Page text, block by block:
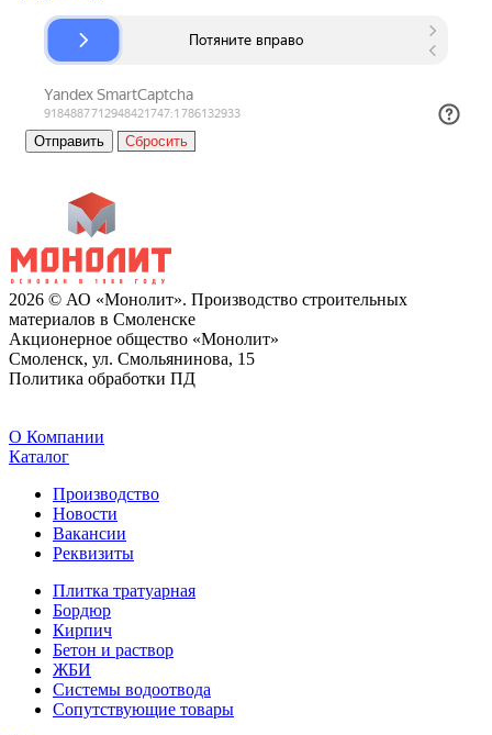
Сбросить
2026 © АО «Монолит». Производство строительных
материалов в Смоленске
Акционерное общество «Монолит»
Смоленск, ул. Смольянинова, 15
Политика обработки ПД
O Компании
Каталог
Производство
Новости
Вакансии
Реквизиты
Плитка тратуарная
Бордюр
Кирпич
Бетон и раствор
ЖБИ
Системы водоотвода
Сопутствующие товары